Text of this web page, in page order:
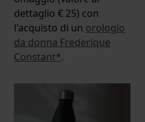
dettaglio € 25) con
l'acquisto di un orologio
da donna Frederique
Constant*.